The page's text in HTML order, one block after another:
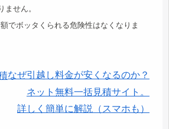
ません。
でボッタくられる危険性はなくなりま
なぜ引越し料金が安くなるのか？
ネット無料一括見積サイト。
詳しく簡単に解説（スマホも）